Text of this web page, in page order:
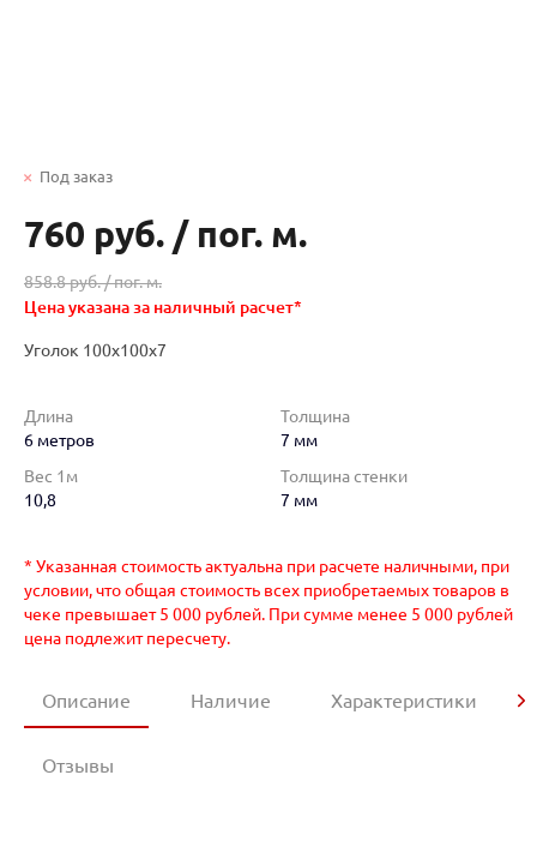
Под заказ
760 руб. / пог. м.
858.8 руб. /пог. м.
Цена указана за наличный расчет*
Уголок 100х100х7
Длина
6 метров
Толщина
7 мм
Вес 1м
10,8
Толщина стенки
7 мм
* Указанная стоимость актуальна при расчете наличными, при
условии, что общая стоимость всех приобретаемых товаров в
чеке превышает 5 000 рублей. При сумме менее 5 000 рублей
цена подлежит пересчету.
Описание Наличие Характеристики
Отзывы